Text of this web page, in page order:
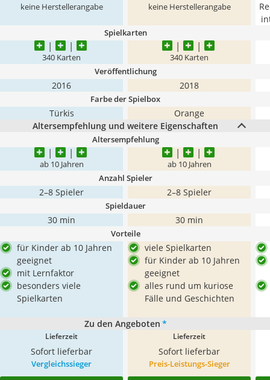
keine Herstellerangabe keine Herstellerangabe
Spielkarten
340 Karten 340 Karten
Veröffentlichung
2016 2018
Farbe der Spielbox
Türkis
Orange
Altersempfehlung und weitere Eigenschaften
Altersempfehlung
ab 10 Jahren ab 10 Jahren
Anzahl Spieler
2–8 Spieler 2–8 Spieler
Spieldauer
30 min 30 min
Vorteile
für Kinder ab 10 Jahren
geeignet
mit Lernfaktor
besonders viele
Spielkarten
viele Spielkarten
für Kinder ab 10 Jahren
geeignet
alles rund um kuriose
Fälle und Geschichten
Zu den Angeboten *
Lieferzeit
Sofort lieferbar
Lieferzeit
Sofort lieferbar
Vergleichssieger Preis-Leistungs-Sieger